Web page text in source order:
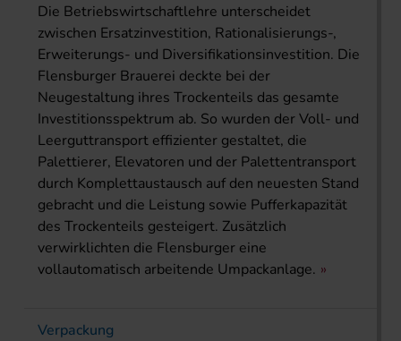
Die Betriebswirtschaftlehre unterscheidet
zwischen Ersatzinvestition, Rationalisierungs-,
Erweiterungs- und Diversifikationsinvestition. Die
Flensburger Brauerei deckte bei der
Neugestaltung ihres Trockenteils das gesamte
Investitionsspektrum ab. So wurden der Voll- und
Leerguttransport effizienter gestaltet, die
Palettierer, Elevatoren und der Palettentransport
durch Komplettaustausch auf den neuesten Stand
gebracht und die Leistung sowie Pufferkapazität
des Trockenteils gesteigert. Zusätzlich
verwirklichten die Flensburger eine
vollautomatisch arbeitende Umpackanlage.
Verpackung